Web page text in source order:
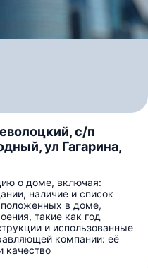
с/п
ул Гагарина,
о доме, включая:
наличие и список
в доме,
такие как год
и использованные
компании: её
качество